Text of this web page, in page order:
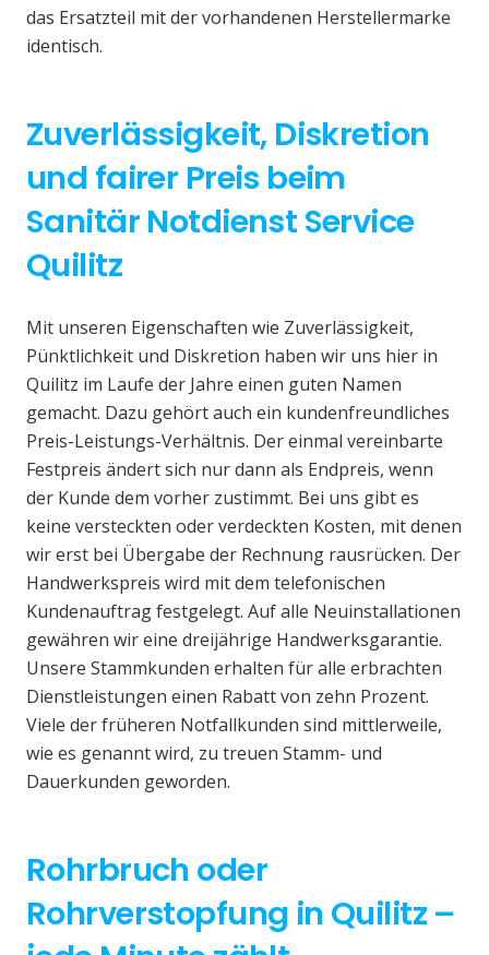
das Ersatzteil mit der vorhandenen Herstellermarke
identisch.
Zuverlässigkeit, Diskretion
und fairer Preis beim
Sanitär Notdienst Service
Quilitz
Mit unseren Eigenschaften wie Zuverlässigkeit,
Pünktlichkeit und Diskretion haben wir uns hier in
Quilitz im Laufe der Jahre einen guten Namen
gemacht. Dazu gehört auch ein kundenfreundliches
Preis-Leistungs-Verhältnis. Der einmal vereinbarte
Festpreis ändert sich nur dann als Endpreis, wenn
der Kunde dem vorher zustimmt. Bei uns gibt es
keine versteckten oder verdeckten Kosten, mit denen
wir erst bei Übergabe der Rechnung rausrücken. Der
Handwerkspreis wird mit dem telefonischen
Kundenauftrag festgelegt. Auf alle Neuinstallationen
gewähren wir eine dreijährige Handwerksgarantie.
Unsere Stammkunden erhalten für alle erbrachten
Dienstleistungen einen Rabatt von zehn Prozent.
Viele der früheren Notfallkunden sind mittlerweile,
wie es genannt wird, zu treuen Stamm- und
Dauerkunden geworden.
Rohrbruch oder
Rohrverstopfung in Quilitz –